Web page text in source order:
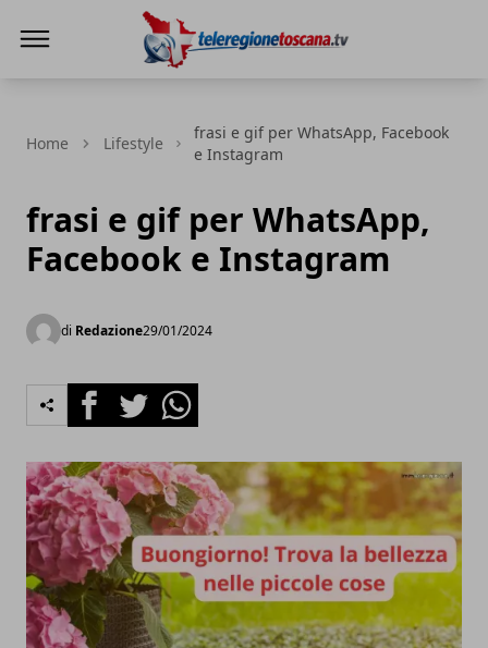
Home Lifestyle
frasi e gif per WhatsApp, Facebook
e Instagram
frasi e gif per WhatsApp,
Facebook e Instagram
di Redazione29/01/2024
FacebookTwitterWhatsapp